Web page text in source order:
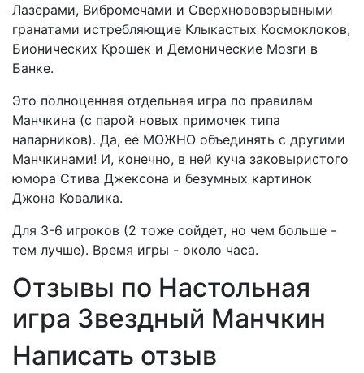
Лазерами, Вибромечами и Сверхнововзрывными
гранатами истребляющие Клыкастых Космоклоков,
Бионических Крошек и Демонические Мозги в
Банке.
Это полноценная отдельная игра по правилам
Манчкина (с парой новых примочек типа
напарников). Да, ее МОЖНО объединять с другими
Манчкинами! И, конечно, в ней куча заковыристого
юмора Стива Джексона и безумных картинок
Джона Ковалика.
Для 3-6 игроков (2 тоже сойдет, но чем больше -
тем лучше). Время игры - около часа.
Отзывы по Настольная
игра Звездный Манчкин
Написать отзыв